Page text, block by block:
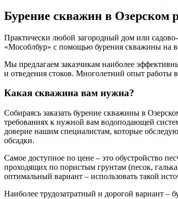
Бурение скважин в Озерском
Практически любой загородный дом или
«Мособлбур» с помощью бурения скважины на
Мы предлагаем заказчикам наиболее
и отведения стоков. Многолетний опыт работы
Какая скважина вам нужна?
Собираясь заказать бурение скважины в
требованиях к нужной вам водоподающей
доверие нашим специалистам, которые
обсадки.
Самое доступное по цене – это обустройство
проходящих по пористым грунтам (песок,
оптимальный вариант – использовать такой
Наиболее трудозатратный и дорогой вариант –